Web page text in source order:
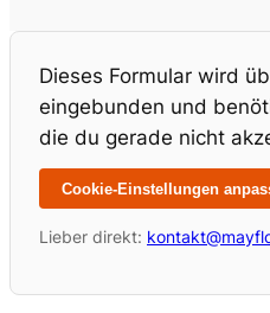
Dieses Formular wird
eingebunden und
die du gerade nicht
Cookie-Einstellungen
Lieber direkt: